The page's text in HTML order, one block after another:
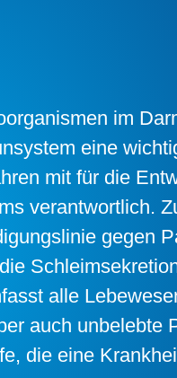
im
eine
mit für die
verantwortlich.
gegen
alle
auch unbelebte
die eine